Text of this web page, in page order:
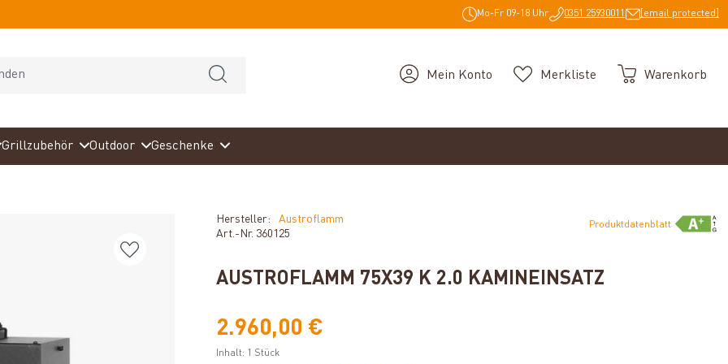
Mo-Fr 09-18 Uhr 0351 25930011 [email protected]
Mein Konto Merkliste Warenkorb
Grillzubehör Outdoor Geschenke
Hersteller:
Austroflamm
Art.-Nr. 360125
Produktdatenblatt
AUSTROFLAMM 75X39 K 2.0 KAMINEINSATZ
2.960,00 €
Inhalt: 1 Stück